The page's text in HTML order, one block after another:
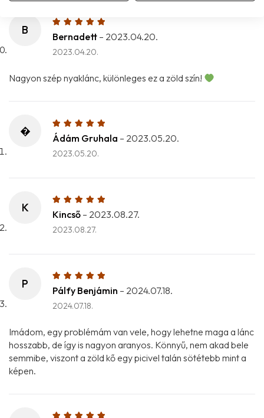
B
Bernadett – 2023.04.20.
2023.04.20.
Nagyon szép nyaklánc, különleges ez a zöld szín!
�
Ádám Gruhala – 2023.05.20.
2023.05.20.
K
Kincső – 2023.08.27.
2023.08.27.
P
Pálfy Benjámin – 2024.07.18.
2024.07.18.
Imádom, egy problémám van vele, hogy lehetne maga a lánc
hosszabb, de így is nagyon aranyos. Könnyű, nem akad bele
semmibe, viszont a zöld kő egy picivel talán sötétebb mint a
képen.